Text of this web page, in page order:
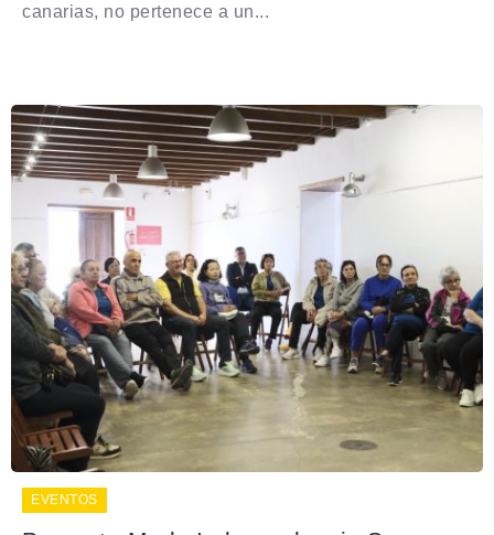
canarias, no pertenece a un...
EVENTOS